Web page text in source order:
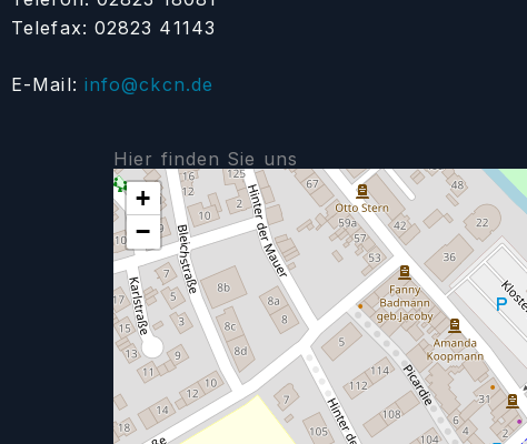
Telefax: 02823 41143
E-Mail: info@ckcn.de
Hier finden Sie uns
+
−